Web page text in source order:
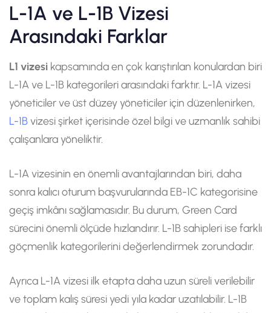
L-1A ve L-1B Vizesi
Arasındaki Farklar
L1 vizesi kapsamında en çok karıştırılan konulardan biri
L-1A ve L-1B kategorileri arasındaki farktır. L-1A vizesi
yöneticiler ve üst düzey yöneticiler için düzenlenirken,
L-1Bvizesi şirket içerisinde özel bilgi ve uzmanlık sahibi
çalışanlara yöneliktir.
L-1A vizesinin en önemli avantajlarından biri, daha
sonra kalıcı oturum başvurularında EB-1C kategorisine
geçiş imkânı sağlamasıdır. Bu durum, Green Card
sürecini önemli ölçüde hızlandırır. L-1B sahipleri ise farklı
göçmenlik kategorilerini değerlendirmek zorundadır.
Ayrıca L-1A vizesi ilk etapta daha uzun süreli verilebilir
ve toplam kalış süresi yedi yıla kadar uzatılabilir. L-1B